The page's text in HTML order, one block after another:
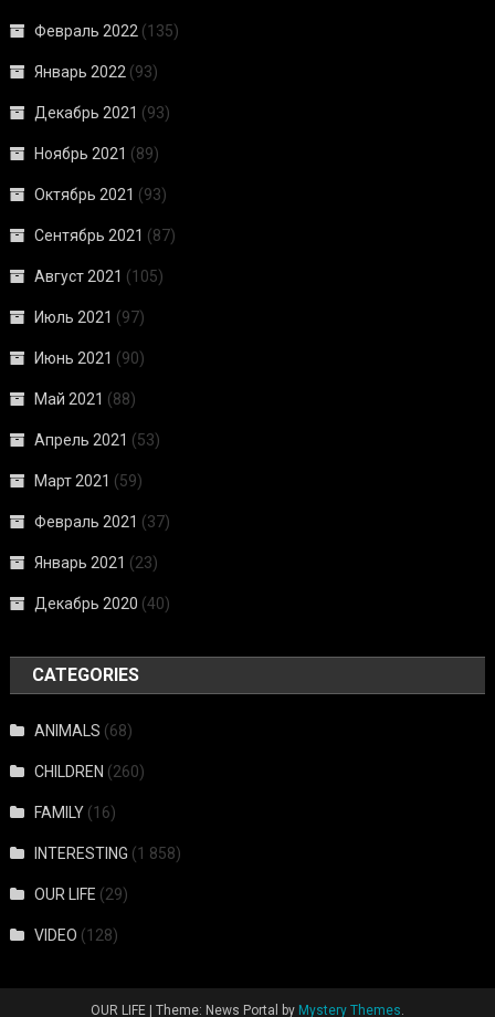
Февраль 2022 (135)
Январь 2022 (93)
Декабрь 2021 (93)
Ноябрь 2021 (89)
Октябрь 2021 (93)
Сентябрь 2021 (87)
Август 2021 (105)
Июль 2021 (97)
Июнь 2021 (90)
Май 2021 (88)
Апрель 2021 (53)
Март 2021 (59)
Февраль 2021 (37)
Январь 2021 (23)
Декабрь 2020 (40)
CATEGORIES
ANIMALS (68)
CHILDREN (260)
FAMILY (16)
INTERESTING (1 858)
OUR LIFE (29)
VIDEO (128)
OUR LIFE Theme: News Portal by Mystery Themes.